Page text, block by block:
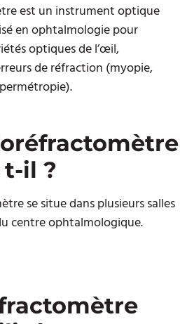
est un instrument optique
en ophtalmologie pour
optiques de l’œil,
de réfraction (myopie,
t-il ?
se situe dans plusieurs salles
centre ophtalmologique.